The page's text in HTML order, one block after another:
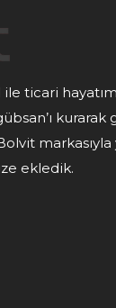
ticari
ekledik.